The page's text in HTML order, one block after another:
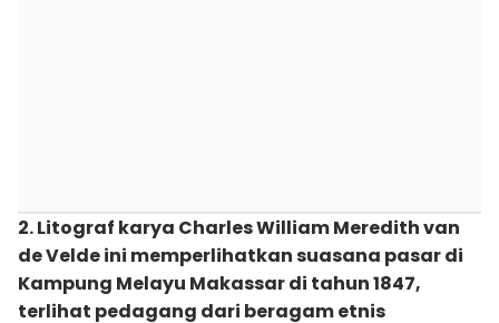
2. Litograf karya Charles William Meredith van
de Velde ini memperlihatkan suasana pasar di
Kampung Melayu Makassar di tahun 1847,
terlihat pedagang dari beragam etnis